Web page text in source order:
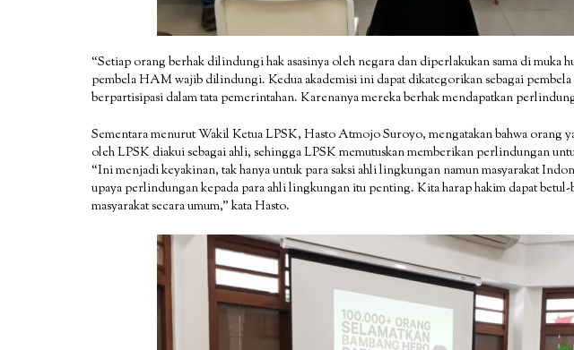
“Setiap orang berhak dilindungi hak asasinya oleh negara dan diperlakukan sama di muka
pembela HAM wajib dilindungi. Kedua akademisi ini dapat dikategorikan sebagai
berpartisipasi dalam tata pemerintahan. Karenanya mereka berhak mendapatkan
Sementara menurut Wakil Ketua LPSK, Hasto Atmojo Suroyo, mengatakan bahwa orang
oleh LPSK diakui sebagai ahli, sehingga LPSK memutuskan memberikan perlindungan
“Ini menjadi keyakinan, tak hanya untuk para saksi ahli lingkungan namun masyarakat
upaya perlindungan kepada para ahli lingkungan itu penting. Kita harap hakim dapat
masyarakat secara umum,” kata Hasto.